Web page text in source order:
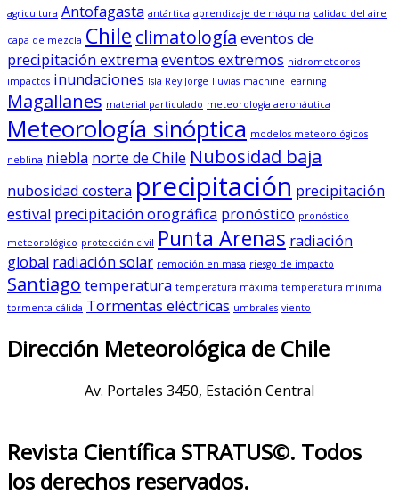
agricultura Antofagasta antártica aprendizaje de máquina calidad del aire
capa de mezcla Chile climatología eventos de
precipitación extrema eventos extremos hidrometeoros
impactos inundaciones Isla Rey Jorge lluvias machine learning
Magallanes material particulado meteorología aeronáutica
Meteorología sinóptica modelos meteorológicos
neblina niebla norte de Chile Nubosidad baja
nubosidad costera precipitación precipitación
estival precipitación orográfica pronóstico pronóstico
meteorológico protección civil Punta Arenas radiación
global radiación solar remoción en masa riesgo de impacto
Santiago temperatura temperatura máxima temperatura mínima
tormenta cálida Tormentas eléctricas umbrales viento
Dirección Meteorológica de Chile
Av. Portales 3450, Estación Central
Revista Científica STRATUS©. Todos
los derechos reservados.